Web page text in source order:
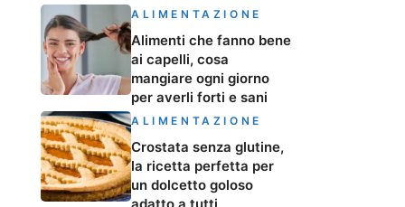
ALIMENTAZIONE
Alimenti che fanno bene
ai capelli, cosa
mangiare ogni giorno
per averli forti e sani
ALIMENTAZIONE
Crostata senza glutine,
la ricetta perfetta per
un dolcetto goloso
adatto a tutti